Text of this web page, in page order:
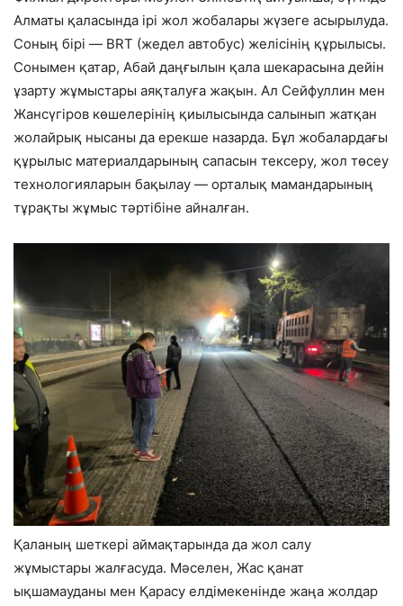
Алматы қаласында ірі жол жобалары жүзеге асырылуда.
Соның бірі — BRT (жедел автобус) желісінің құрылысы.
Сонымен қатар, Абай даңғылын қала шекарасына дейін
ұзарту жұмыстары аяқталуға жақын. Ал Сейфуллин мен
Жансүгіров көшелерінің қиылысында салынып жатқан
жолайрық нысаны да ерекше назарда. Бұл жобалардағы
құрылыс материалдарының сапасын тексеру, жол төсеу
технологияларын бақылау — орталық мамандарының
тұрақты жұмыс тәртібіне айналған.
Қаланың шеткері аймақтарында да жол салу
жұмыстары жалғасуда. Мәселен, Жас қанат
ықшамауданы мен Қарасу елдімекенінде жаңа жолдар